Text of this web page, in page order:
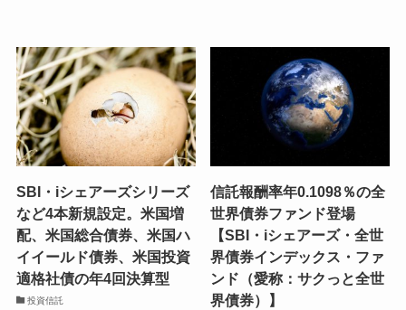
SBI・iシェアーズシリーズ
など4本新規設定。米国増
配、米国総合債券、米国ハ
イイールド債券、米国投資
適格社債の年4回決算型
投資信託
信託報酬率年0.1098％の全
世界債券ファンド登場
【SBI・iシェアーズ・全世
界債券インデックス・ファ
ンド（愛称：サクっと全世
界債券）】